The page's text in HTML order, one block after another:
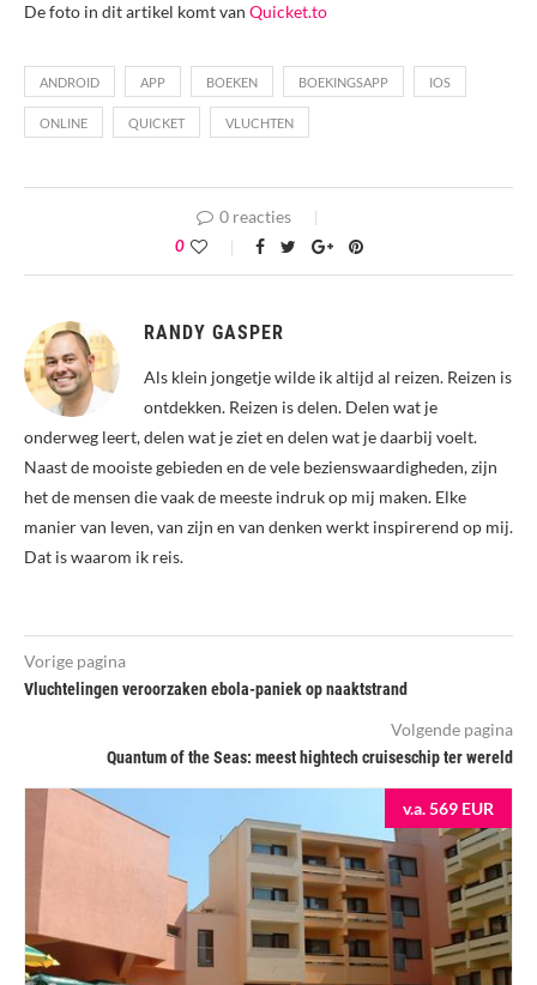
De foto in dit artikel komt van Quicket.to
ANDROID APP BOEKEN BOEKINGSAPP IOS
ONLINE QUICKET VLUCHTEN
0 reacties
0
RANDY GASPER
Als klein jongetje wilde ik altijd al reizen. Reizen is
ontdekken. Reizen is delen. Delen wat je
onderweg leert, delen wat je ziet en delen wat je daarbij voelt.
Naast de mooiste gebieden en de vele bezienswaardigheden, zijn
het de mensen die vaak de meeste indruk op mij maken. Elke
manier van leven, van zijn en van denken werkt inspirerend op mij.
Dat is waarom ik reis.
Vorige pagina
Vluchtelingen veroorzaken ebola-paniek op naaktstrand
Volgende pagina
Quantum of the Seas: meest hightech cruiseschip ter wereld
v.a. 569 EUR